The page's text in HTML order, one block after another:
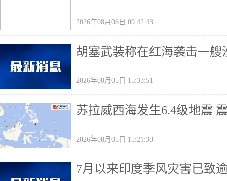
2026年08月06日 09:42:43
胡塞武装称在红海袭击一艘
2026年08月05日 15:33:51
苏拉威西海发生6.4级地震
2026年08月05日 15:21:38
7月以来印度季风灾害已致